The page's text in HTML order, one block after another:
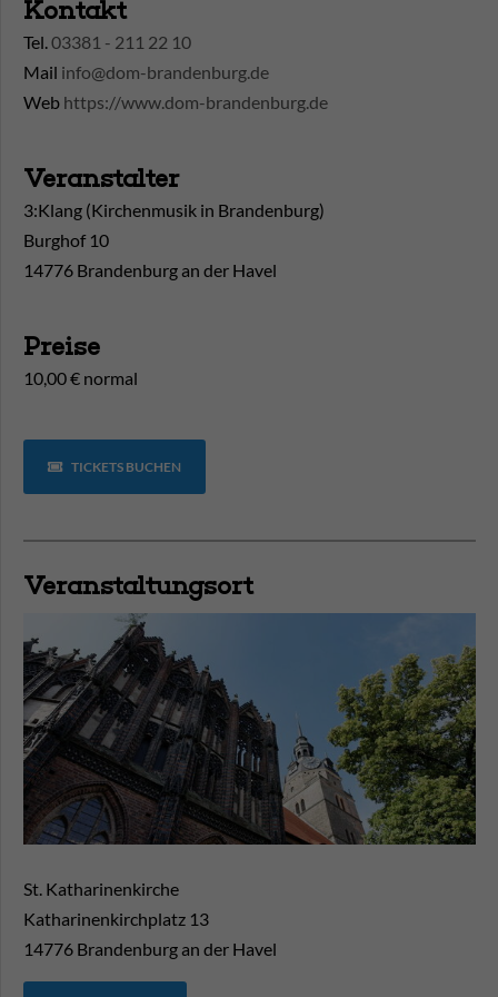
Kontakt
Tel.03381 - 211 22 10
Mail info@dom-brandenburg.de
Web https://www.dom-brandenburg.de
Veranstalter
3:Klang (Kirchenmusik in Brandenburg)
Burghof 10
14776 Brandenburg an der Havel
Preise
10,00 € normal
TICKETS BUCHEN
Veranstaltungsort
St. Katharinenkirche
Katharinenkirchplatz 13
14776 Brandenburg an der Havel